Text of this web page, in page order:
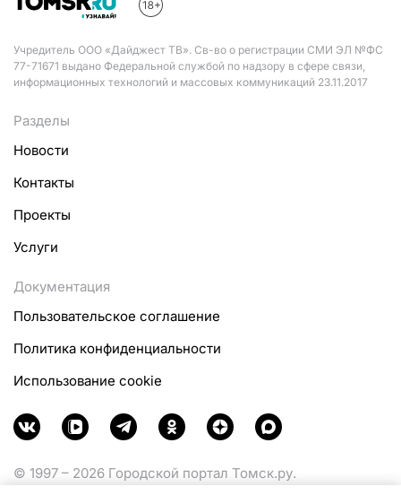
Учредитель ООО «Дайджест ТВ». Св-во о регистрации СМИ ЭЛ №ФС
77-71671 выдано Федеральной службой по надзору в сфере связи,
информационных технологий и массовых коммуникаций 23.11.2017
Разделы
Новости
Контакты
Проекты
Услуги
Документация
Пользовательское соглашение
Политика конфиденциальности
Использование cookie
© 1997 – 2026 Городской портал Томск.ру.